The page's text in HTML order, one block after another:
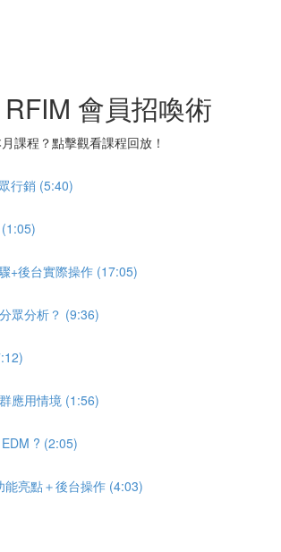
會員招喚術
課程？點擊觀看課程回放！
行銷 (5:40)
+後台實際操作 (17:05)
眾分析？ (9:36)
應用情境 (1:56)
? (2:05)
亮點＋後台操作 (4:03)